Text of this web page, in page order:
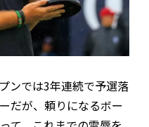
ンでは3年連続で予選落
だが、頼りになるボー